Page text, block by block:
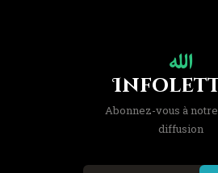
Abonnez-vous à
diffusion